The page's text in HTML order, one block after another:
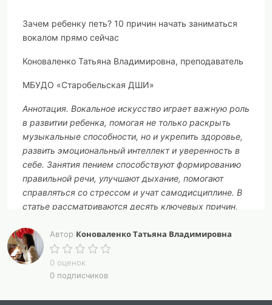
Зачем ребенку петь? 10 причин начать заниматься
вокалом прямо сейчас
Коноваленко Татьяна Владимировна, преподаватель
МБУДО «Старобельская ДШИ»
Аннотация. Вокальное искусство играет важную роль
в развитии ребенка, помогая не только раскрыть
музыкальные способности, но и укрепить здоровье,
развить эмоциональный интеллект и уверенность в
себе. Занятия пением способствуют формированию
правильной речи, улучшают дыхание, помогают
справляться со стрессом и учат самодисциплине. В
статье рассматриваются десять ключевых причин,
также приведены примеры, демонстрирующие
влияние вокальных упражнений на общее развитие
детей.
музыкальное воспитание, польза пения, развитие
Автор Коноваленко Татьяна Владимировна
0 оценок
0 подписчиков